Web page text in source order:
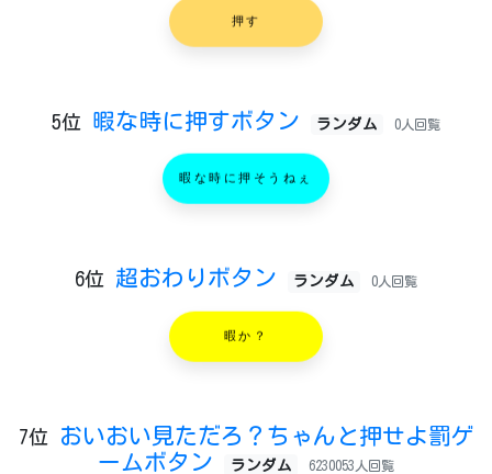
押す
5位 暇な時に押すボタン ランダム 0人回覧
暇な時に押そうねぇ
6位 超おわりボタン ランダム 0人回覧
暇か？
7位
おいおい見ただろ？ちゃんと押せよ罰ゲ
ームボタン
ランダム 6230053人回覧